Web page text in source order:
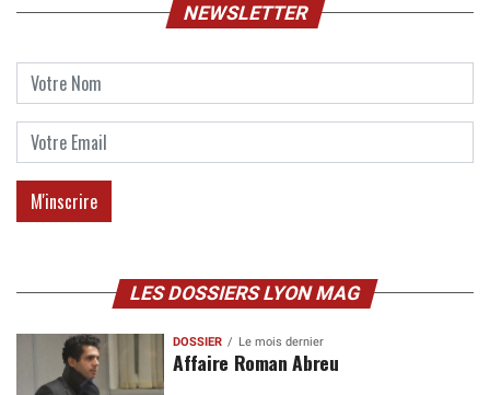
NEWSLETTER
LES DOSSIERS LYON MAG
DOSSIER Le mois dernier
Affaire Roman Abreu